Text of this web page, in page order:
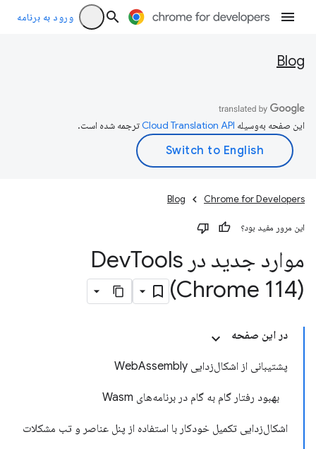
ورود به برنامه
Blog
این صفحه به‌وسیله ترجمه شده است.
Chrome for Developers
Blog
این مرور مفید بود؟
موارد جدید در Dev Tools
(Chrome 114)
در این صفحه
پشتیبانی از اشکال‌زدایی WebAssembly
بهبود رفتار گام به گام در برنامه‌های Wasm
اشکال‌زدایی تکمیل خودکار با استفاده از پنل عناصر و تب مشکلات